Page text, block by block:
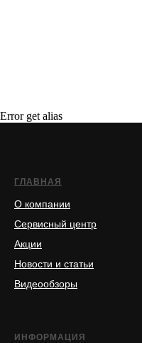
Error get alias
ГЛАВНАЯ
О компании
Сервисный центр
Акции
Новости и статьи
Видеообзоры
ИНФОРМАЦИЯ